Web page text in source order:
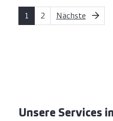
1 2 Nächste
Unsere Services